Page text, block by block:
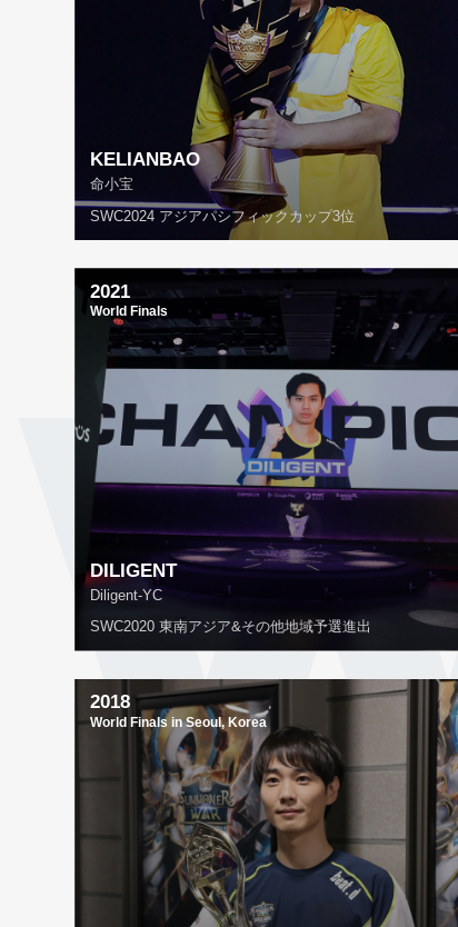
KELIANBAO
命小宝
SWC2024 アジアパシフィックカップ3位
2021
World Finals
DILIGENT
Diligent-YC
SWC2020 東南アジア&その他地域予選進出
2018
World Finals in Seoul, Korea